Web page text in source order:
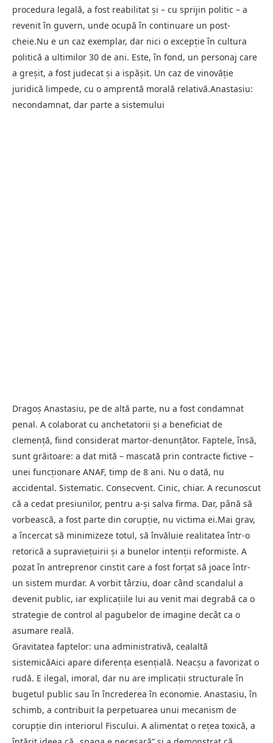
procedura legală, a fost reabilitat și – cu sprijin politic – a
revenit în guvern, unde ocupă în continuare un post-
cheie.Nu e un caz exemplar, dar nici o excepție în cultura
politică a ultimilor 30 de ani. Este, în fond, un personaj care
a greșit, a fost judecat și a ispășit. Un caz de vinovăție
juridică limpede, cu o amprentă morală relativă.Anastasiu:
necondamnat, dar parte a sistemului
Dragoș Anastasiu, pe de altă parte, nu a fost condamnat
penal. A colaborat cu anchetatorii și a beneficiat de
clemență, fiind considerat martor-denunțător. Faptele, însă,
sunt grăitoare: a dat mită – mascată prin contracte fictive –
unei funcționare ANAF, timp de 8 ani. Nu o dată, nu
accidental. Sistematic. Consecvent. Cinic, chiar. A recunoscut
că a cedat presiunilor, pentru a-și salva firma. Dar, până să
vorbească, a fost parte din corupție, nu victima ei.Mai grav,
a încercat să minimizeze totul, să învăluie realitatea într-o
retorică a supraviețuirii și a bunelor intenții reformiste. A
pozat în antreprenor cinstit care a fost forțat să joace într-
un sistem murdar. A vorbit târziu, doar când scandalul a
devenit public, iar explicațiile lui au venit mai degrabă ca o
strategie de control al pagubelor de imagine decât ca o
asumare reală.
Gravitatea faptelor: una administrativă, cealaltă
sistemicăAici apare diferența esențială. Neacșu a favorizat o
rudă. E ilegal, imoral, dar nu are implicații structurale în
bugetul public sau în încrederea în economie. Anastasiu, în
schimb, a contribuit la perpetuarea unui mecanism de
corupție din interiorul Fiscului. A alimentat o rețea toxică, a